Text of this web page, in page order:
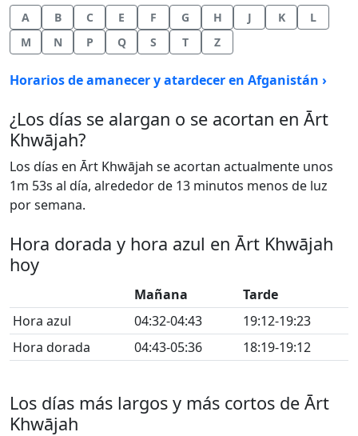
A B C E F G H J K
L
M
N P Q S T Z
Horarios de amanecer y atardecer en Afganistán ›
¿Los días se alargan o se acortan en Ārt
Khwājah?
Los días en Ārt Khwājah se acortan actualmente unos
1m 53s al día, alrededor de 13 minutos menos de luz
por semana.
Hora dorada y hora azul en Ārt Khwājah
hoy
Mañana
Tarde
Hora azul
04:32-04:43
19:12-19:23
Hora dorada
04:43-05:36 18:19-19:12
Los días más largos y más cortos de Ārt
Khwājah